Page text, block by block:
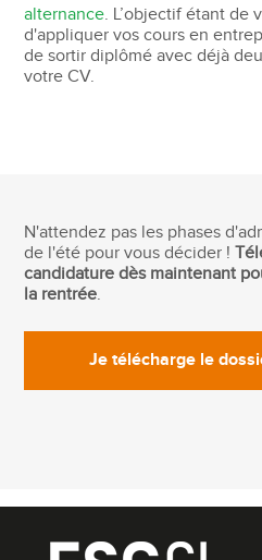
alternance. L’objectif étant de
d'appliquer vos cours en
de sortir diplômé avec déjà
votre CV.
N'attendez pas les phases
de l'été pour vous décider !
candidature dès maintenant
la rentrée.
Je télécharge le